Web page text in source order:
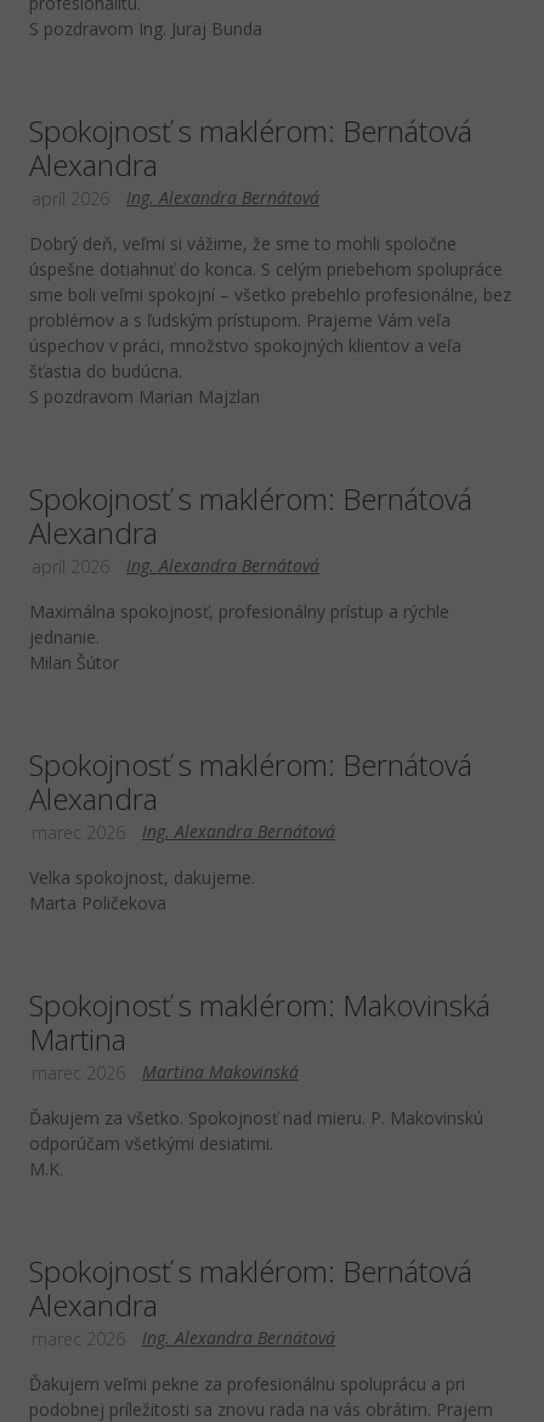
S pozdravom Ing. Juraj Bunda
Spokojnosť s maklérom: Bernátová
Alexandra
Ing. Alexandra Bernátová
apríl 2026
Dobrý deň, veľmi si vážime, že sme to mohli spoločne
úspešne dotiahnuť do konca. S celým priebehom spolupráce
sme boli veľmi spokojní – všetko prebehlo profesionálne, bez
problémov a s ľudským prístupom. Prajeme Vám veľa
úspechov v práci, množstvo spokojných klientov a veľa
šťastia do budúcna.
S pozdravom Marian Majzlan
Spokojnosť s maklérom: Bernátová
Alexandra
Ing. Alexandra Bernátová
apríl 2026
Maximálna spokojnosť, profesionálny prístup a rýchle
jednanie.
Milan Šútor
Spokojnosť s maklérom: Bernátová
Alexandra
Ing. Alexandra Bernátová
marec 2026
Velka spokojnost, dakujeme.
Marta Poličekova
Spokojnosť s maklérom: Makovinská
Martina
Martina Makovinská
marec 2026
Ďakujem za všetko. Spokojnosť nad mieru. P. Makovinskú
odporúčam všetkými desiatimi.
M.K.
Spokojnosť s maklérom: Bernátová
Alexandra
Ing. Alexandra Bernátová
marec 2026
Ďakujem veľmi pekne za profesionálnu spoluprácu a pri
podobnej príležitosti sa znovu rada na vás obrátim. Prajem